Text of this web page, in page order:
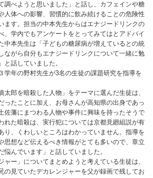
調べようと思いました」と話し、カフェインや糖
人体への影響、習慣的に飲み続けることの危険性
ます。担当の中本先生からはエナジードリンクの
、学内でもアンケートをとってみてはとアドバイ
中本先生は「子どもの糖尿病が増えているとの統
ながら自分もエナジードリンクについて一緒に勉
と話していました。
年の野村先生が3名の生徒の課題研究を指導を
郎を暗殺した人物」をテーマに選んだ生徒は、
ったことに加え、お母さんが高知県の出身であっ
佐藩にまつわる人物や事件に興味を持ったそうで
れた暗殺は、実行犯については京都見廻組説が有
り、くわしいところはわかっていません。指導を
思想など伝えるべき情報がとても多いので、章立
悩んでいます」と話していました。
ー」についてまとめようと考えている生徒は、
の見ていたデカレンジャーを父が録画で残してお